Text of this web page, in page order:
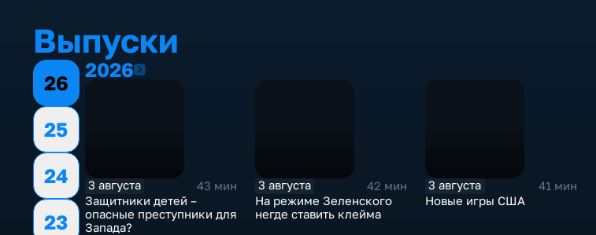
Выпуски
26
25
24
23
20262026
3 августа
43 мин
Защитники детей –
опасные преступники для
Запада?
3 августа
42 мин
На режиме Зеленского
негде ставить клейма
3 августа
41 мин
Новые игры США